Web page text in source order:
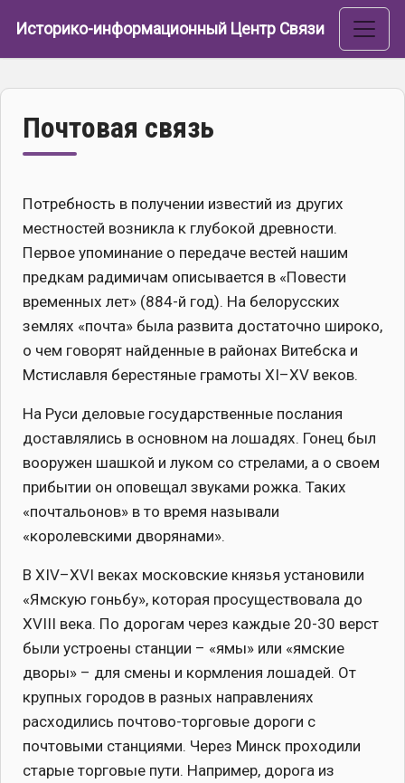
Историко-информационный Центр Связи
Почтовая связь
Потребность в получении известий из других
местностей возникла к глубокой древности.
Первое упоминание о передаче вестей нашим
предкам радимичам описывается в «Повести
временных лет» (884-й год). На белорусских
землях «почта» была развита достаточно широко,
о чем говорят найденные в районах Витебска и
Мстиславля берестяные грамоты XI–XV веков.
На Руси деловые государственные послания
доставлялись в основном на лошадях. Гонец был
вооружен шашкой и луком со стрелами, а о своем
прибытии он оповещал звуками рожка. Таких
«почтальонов» в то время называли
«королевскими дворянами».
В ХIV–ХVI веках московские князья установили
«Ямскую гоньбу», которая просуществовала до
ХVIII века. По дорогам через каждые 20-30 верст
были устроены станции – «ямы» или «ямские
дворы» – для смены и кормления лошадей. От
крупных городов в разных направлениях
расходились почтово-торговые дороги с
почтовыми станциями. Через Минск проходили
старые торговые пути. Например, дорога из